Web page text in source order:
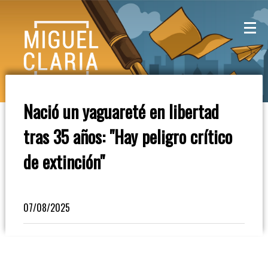
Mesa
Café
Columna
Radioinforme
3
Nació un yaguareté en libertad
tras 35 años: "Hay peligro crítico
de extinción"
07/08/2025